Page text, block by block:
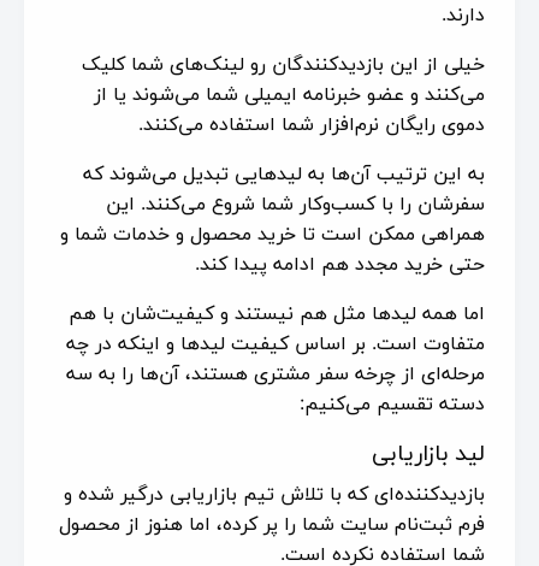
دارند.
خیلی از این بازدیدکنندگان رو لینک‌های شما کلیک
می‌کنند و عضو خبرنامه ایمیلی شما می‌شوند یا از
دموی رایگان نرم‌افزار شما استفاده می‌کنند.
به این ترتیب آن‌ها به لیدهایی تبدیل می‌شوند که
سفرشان را با کسب‌وکار شما شروع می‌کنند. این
همراهی ممکن است تا خرید محصول و خدمات شما و
حتی خرید مجدد هم ادامه پیدا کند.
اما همه لیدها مثل هم نیستند و کیفیت‌شان با هم
متفاوت است. بر اساس کیفیت لیدها و اینکه در چه
مرحله‌ای از چرخه سفر مشتری هستند، آن‌ها را به سه
دسته تقسیم ‌می‌کنیم:
لید بازاریابی
بازدیدکننده‌ای که با تلاش تیم بازاریابی درگیر شده و
فرم ثبت‌نام سایت شما را پر کرده، اما هنوز از محصول
شما استفاده نکرده است.